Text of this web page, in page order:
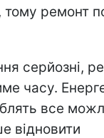
тому ремонт
серйозні,
часу.
все
відновити